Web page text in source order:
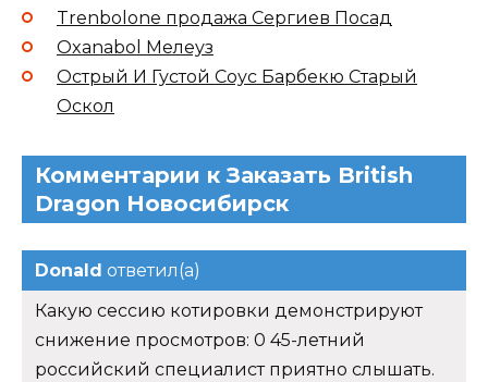
Trenbolone продажа Сергиев Посад
Oxanabol Мелеуз
Острый И Густой Соус Барбекю Старый
Оскол
Комментарии к Заказать British
Dragon Новосибирск
Donald ответил(а)
Какую сессию котировки демонстрируют
снижение просмотров: 0 45-летний
российский специалист приятно слышать.